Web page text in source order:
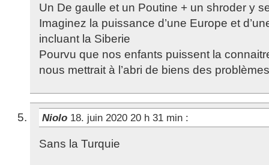
Un De gaulle et un Poutine + un shroder y
Imaginez la puissance d’une Europe et
incluant la Siberie
Pourvu que nos enfants puissent la
nous mettrait à l’abri de biens des problèmes
Niolo 18. juin 2020 20 h 31 min :
Sans la Turquie